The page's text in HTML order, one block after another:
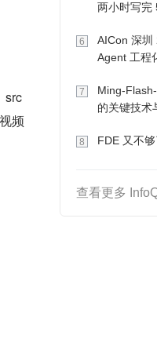
src
频
两小时写完
6
AICon 深圳
Agent 工程
7
Ming-
的关键技术
8 FDE 又不够
查看更多